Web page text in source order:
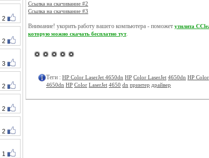
2
2
3
2
2
2
1
Ссылка на скачивание #2
Ссылка на скачивание #3
Внимание! укорить работу вашего компьютера - поможет утилита
которую можно скачать бесплатно тут.
Теги : HP Color LaserJet 4650dn HP Color LaserJet 4650dn HP Color
4650dn HP Color LaserJet 4650 dn принтер драйвер